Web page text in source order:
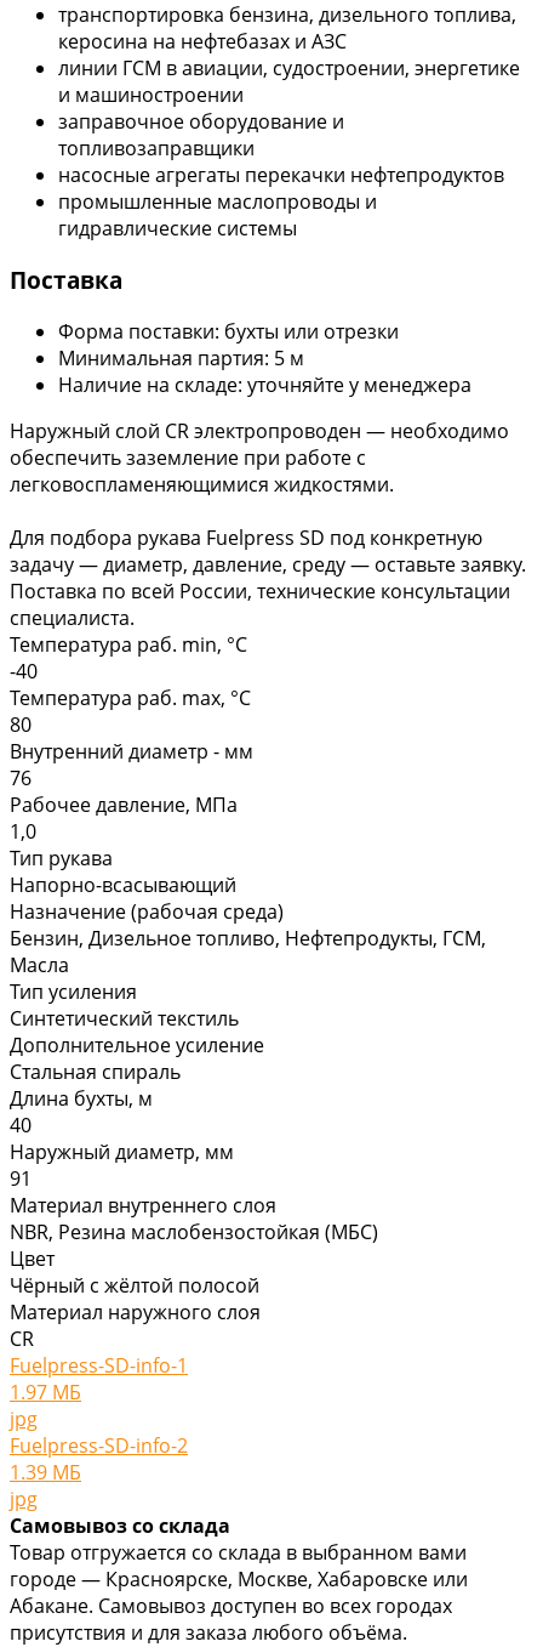
транспортировка бензина, дизельного топлива,
керосина на нефтебазах и АЗС
линии ГСМ в авиации, судостроении, энергетике
и машиностроении
заправочное оборудование и
топливозаправщики
насосные агрегаты перекачки нефтепродуктов
промышленные маслопроводы и
гидравлические системы
Поставка
Форма поставки: бухты или отрезки
Минимальная партия: 5 м
Наличие на складе: уточняйте у менеджера
Наружный слой CR электропроводен — необходимо
обеспечить заземление при работе с
легковоспламеняющимися жидкостями.
Для подбора рукава Fuelpress SD под конкретную
задачу — диаметр, давление, среду — оставьте заявку.
Поставка по всей России, технические консультации
специалиста.
Температура раб. min, °C
-40
Температура раб. max, °C
80
Внутренний диаметр - мм
76
Рабочее давление, МПа
1,0
Тип рукава
Напорно-всасывающий
Назначение (рабочая среда)
Бензин, Дизельное топливо, Нефтепродукты, ГСМ,
Масла
Тип усиления
Синтетический текстиль
Дополнительное усиление
Стальная спираль
Длина бухты, м
40
Наружный диаметр, мм
91
Материал внутреннего слоя
NBR, Резина маслобензостойкая (МБС)
Цвет
Чёрный с жёлтой полосой
Материал наружного слоя
CR
Fuelpress-SD-info-1
1.97 МБ
jpg
Fuelpress-SD-info-2
1.39 МБ
jpg
Самовывоз со склада
Товар отгружается со склада в выбранном вами
городе — Красноярске, Москве, Хабаровске или
Абакане. Самовывоз доступен во всех городах
присутствия и для заказа любого объёма.